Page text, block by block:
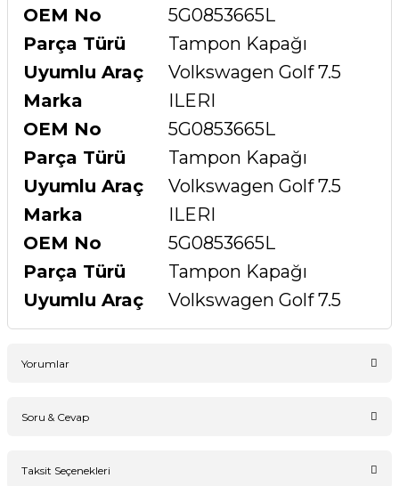
OEM No
5G0853665L
Parça Türü
Tampon Kapağı
Uyumlu Araç
Volkswagen Golf 7.5
Marka
ILERI
OEM No
5G0853665L
Parça Türü
Tampon Kapağı
Uyumlu Araç
Volkswagen Golf 7.5
Marka
ILERI
OEM No
5G0853665L
Parça Türü
Tampon Kapağı
Uyumlu Araç
Volkswagen Golf 7.5
Yorumlar
Soru & Cevap
Taksit Seçenekleri